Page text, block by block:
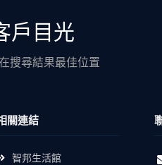
戶目光
搜尋結果最佳位置
關連結
智邦生活館